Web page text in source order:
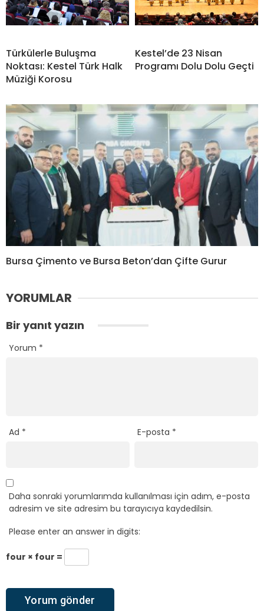
Türkülerle Buluşma
Noktası: Kestel Türk Halk
Müziği Korosu
Kestel’de 23 Nisan
Programı Dolu Dolu Geçti
Bursa Çimento ve Bursa Beton’dan Çifte Gurur
YORUMLAR
Bir yanıt yazın
Yorum *
Ad * E-posta *
Daha sonraki yorumlarımda kullanılması için adım, e-posta
adresim ve site adresim bu tarayıcıya kaydedilsin.
Please enter an answer in digits:
four × four =